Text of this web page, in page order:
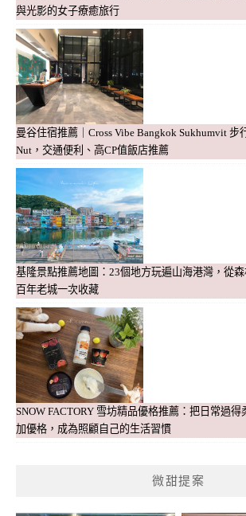
與光影的女子療癒旅行
曼谷住宿推薦｜Cross Vibe Bangkok Sukhumvit 步
Nut，交通便利、高CP值飯店推薦
基隆景點推薦地圖：23個地方玩遍山海港灣，從
百年老城一次收藏
SNOW FACTORY 雪坊精品優格推薦：把日常過
加優格，成為照顧自己的生活習慣
微甜提案